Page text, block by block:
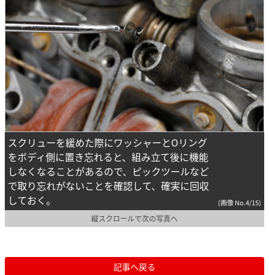
スクリューを緩めた際にワッシャーとOリング
をボディ側に置き忘れると、組み立て後に機能
しなくなることがあるので、ピックツールなど
で取り忘れがないことを確認して、確実に回収
しておく。
(画像 No.4/15)
縦スクロールで次の写真へ
記事へ戻る